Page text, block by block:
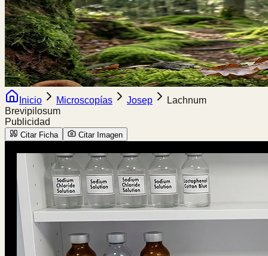
Inicio Microscopías Josep
Lachnum
Brevipilosum
Publicidad
Citar Ficha Citar Imagen